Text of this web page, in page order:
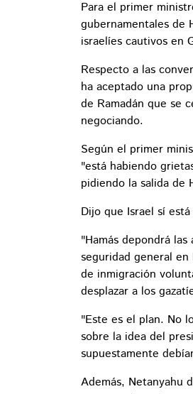
Para el primer
gubernamentales de
israelíes cautivos en
Respecto a las
ha aceptado una
de Ramadán que se
negociando.
Según el primer
"está habiendo
pidiendo la salida de
Dijo que Israel sí
"Hamás depondrá
seguridad general
de inmigración
desplazar a los
"Este es el plan. No
sobre la idea del
supuestamente
Además, Netanyahu